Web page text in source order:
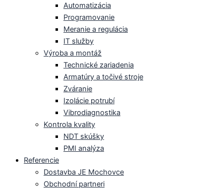
Automatizácia
Programovanie
Meranie a regulácia
IT služby
Výroba a montáž
Technické zariadenia
Armatúry a točivé stroje
Zváranie
Izolácie potrubí
Vibrodiagnostika
Kontrola kvality
NDT skúšky
PMI analýza
Referencie
Dostavba JE Mochovce
Obchodní partneri